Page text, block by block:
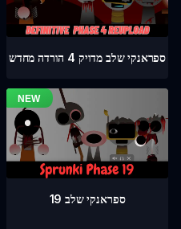
ספראנקי שלב מדויק 4 הורדה מחדש
ספראנקי שלב 19